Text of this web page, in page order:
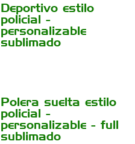
Deportivo estilo
policial -
personalizable
sublimado
Polera suelta estilo
policial -
personalizable - full
sublimado